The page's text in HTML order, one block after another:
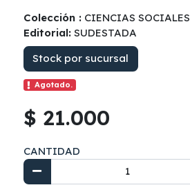
Colección : CIENCIAS SOCIALES
Editorial: SUDESTADA
Stock por sucursal
Agotado.
$ 21.000
CANTIDAD